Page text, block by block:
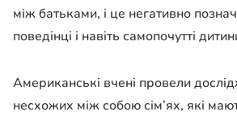
між батьками, і це негативно
поведінці і навіть самопочутті
Американські вчені провели
несхожих між собою сім’ях, які